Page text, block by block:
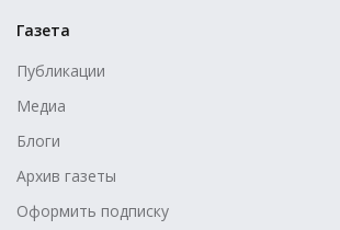
Газета
Публикации
Медиа
Блоги
Архив газеты
Оформить подписку